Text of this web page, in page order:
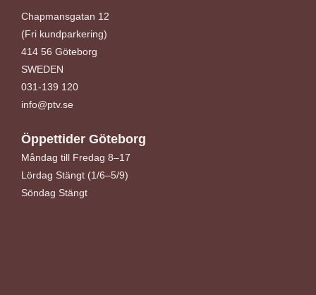
Chapmansgatan 12
(Fri kundparkering)
414 56 Göteborg
SWEDEN
031-139 120
info@ptv.se
Öppettider Göteborg
Måndag till Fredag 8–17
Lördag Stängt (1/6–5/9)
Söndag Stängt